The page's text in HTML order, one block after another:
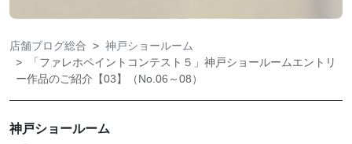
店舗ブログ総合
神戸ショールーム
「ファレホペイントコンテスト５」神戸ショールームエントリ
ー作品のご紹介【03】（No.06～08）
神戸ショールーム